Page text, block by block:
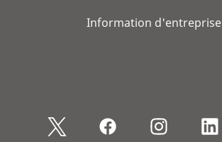
Information d'entreprise